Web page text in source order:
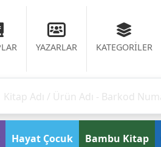
YAZARLAR KATEGORİLER
Hayat Çocuk Bambu Kitap